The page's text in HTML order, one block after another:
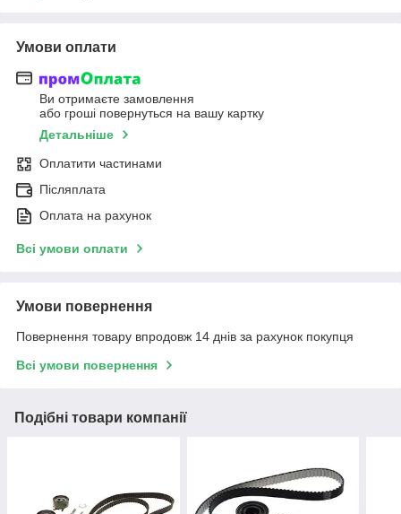
Умови оплати
Ви отримаєте замовлення
або гроші повернуться на вашу картку
Детальніше
Оплатити частинами
Післяплата
Оплата на рахунок
Всі умови оплати
Умови повернення
Повернення товару впродовж 14 днів за рахунок покупця
Всі умови повернення
Подібні товари компанії